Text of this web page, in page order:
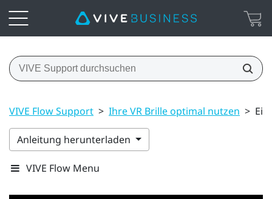
VIVE Flow Support > Ihre VR Brille optimal nutzen >
Anleitung herunterladen
VIVE Flow Menu